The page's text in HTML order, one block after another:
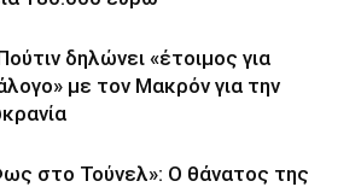
δηλώνει «έτοιμος για
με τον Μακρόν για την
στο Τούνελ»: Ο θάνατος της